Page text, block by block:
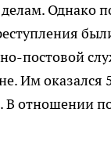
Однако
постовой
Им
В отношении